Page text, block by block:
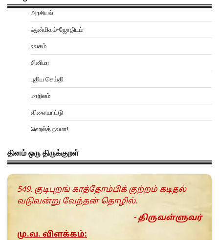
அரசியல்
ஆன்மிகம்-ஜோதிடம்
உலகம்
சினிமா
புதிய செய்தி
மாநிலம்
விளையாட்டு
ஹெல்த் நலமா!
தினம் ஒரு திருக்குறள்
549. குடிபுறங் காத்தோம்பிக் குற்றம் கடிதல்
வடுவன்று வேந்தன் தொழில்.
- திருவள்ளுவர்
மு.வ. விளக்கம்: